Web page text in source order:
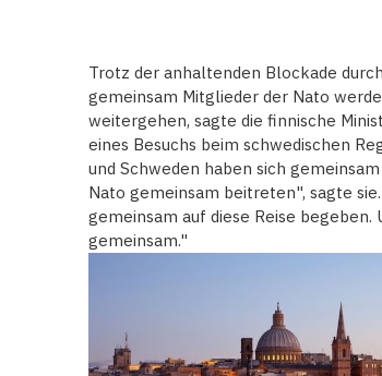
Trotz der anhaltenden Blockade
gemeinsam Mitglieder der Nato
weitergehen, sagte die finnische
eines Besuchs beim schwedischen
und Schweden haben sich
Nato gemeinsam beitreten", sagte
gemeinsam auf diese Reise
gemeinsam."